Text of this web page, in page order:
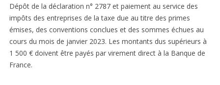
Dépôt de la déclaration n° 2787 et paiement au service des
impôts des entreprises de la taxe due au titre des primes
émises, des conventions conclues et des sommes échues au
cours du mois de janvier 2023. Les montants dus supérieurs à
1 500 € doivent être payés par virement direct à la Banque de
France.